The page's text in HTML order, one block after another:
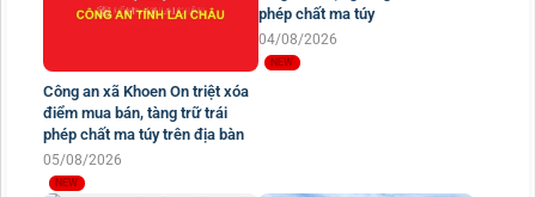
Công an xã Khoen On triệt xóa
điểm mua bán, tàng trữ trái
phép chất ma túy trên địa bàn
05/08/2026
Công an xã Khổng Lào bắt quả
tang đối tượng tàng trữ trái